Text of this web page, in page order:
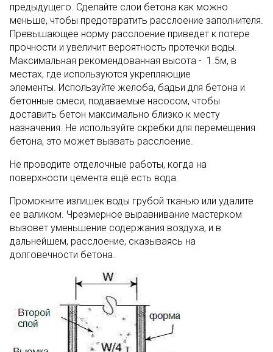
предыдущего. Сделайте слои бетона как можно
меньше, чтобы предотвратить расслоение заполнителя.
Превышающее норму расслоение приведет к потере
прочности и увеличит вероятность протечки воды.
Максимальная рекомендованная высота - 1.5м, в
местах, где используются укрепляющие
элементы. Используйте желоба, бадьи для бетона и
бетонные смеси, подаваемые насосом, чтобы
доставить бетон максимально близко к месту
назначения. Не используйте скребки для перемещения
бетона, это может вызвать расслоение.
Не проводите отделочные работы, когда на
поверхности цемента ещё есть вода.
Промокните излишек воды грубой тканью или удалите
ее валиком. Чрезмерное выравнивание мастерком
вызовет уменьшение содержания воздуха, и в
дальнейшем, расслоение, сказываясь на
долговечности бетона.